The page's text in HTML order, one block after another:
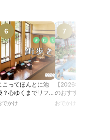
こってほんとに池
？心ゆくまでリフレ
シュできる池袋・街
でかけ
【2026年最新】関東
のおすすめの屋内プー
ル人気10選
おでかけ